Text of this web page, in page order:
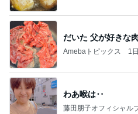
だいた 父が好きな
Amebaトピックス 1
わあ喉は‥
藤田朋子オフィシャル